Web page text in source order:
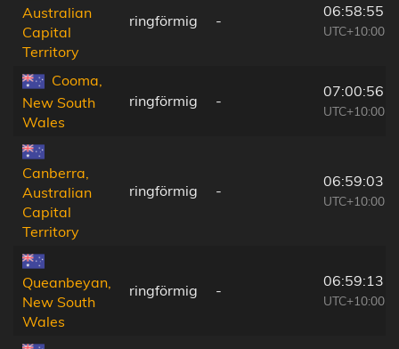
Australian
Capital
Territory
ringförmig -
06:58:55
UTC+10:00
Cooma,
New South
Wales
ringförmig -
07:00:56
UTC+10:00
Canberra,
Australian
Capital
Territory
ringförmig -
06:59:03
UTC+10:00
Queanbeyan,
New South
Wales
ringförmig -
06:59:13
UTC+10:00